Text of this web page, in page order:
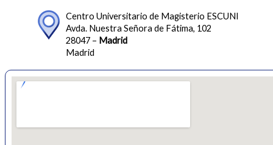
Centro Universitario de Magisterio ESCUNI
Avda. Nuestra Señora de Fátima, 102
28047 – Madrid
Madrid